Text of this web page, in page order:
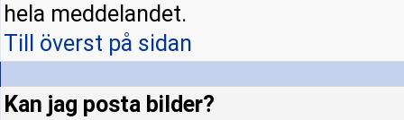
hela meddelandet.
Till överst på sidan
Kan jag posta bilder?